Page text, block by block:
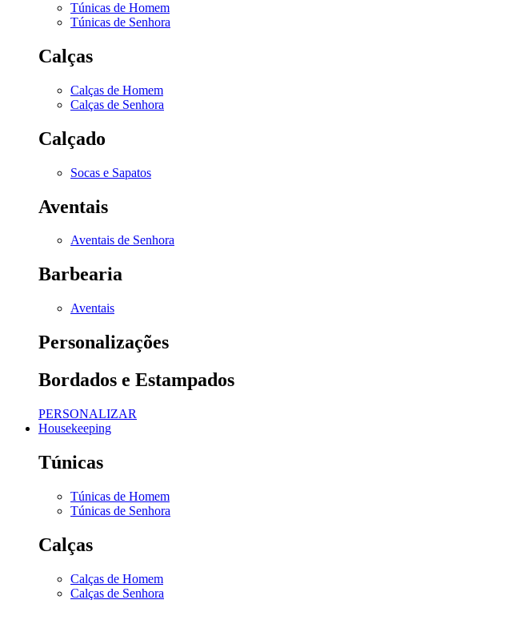
Túnicas de Homem
Túnicas de Senhora
Calças
Calças de Homem
Calças de Senhora
Calçado
Socas e Sapatos
Aventais
Aventais de Senhora
Barbearia
Aventais
Personalizações
Bordados e Estampados
PERSONALIZAR
Housekeeping
Túnicas
Túnicas de Homem
Túnicas de Senhora
Calças
Calças de Homem
Calças de Senhora